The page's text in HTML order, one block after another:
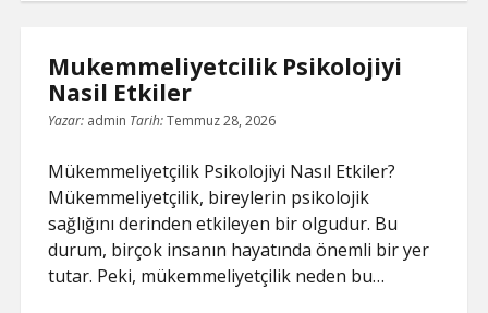
Omru
Mukemmeliyetcilik Psikolojiyi
Nasil Etkiler
Yazar: admin Tarih:Temmuz 28, 2026
Mükemmeliyetçilik Psikolojiyi Nasıl Etkiler?
Mükemmeliyetçilik, bireylerin psikolojik
sağlığını derinden etkileyen bir olgudur. Bu
durum, birçok insanın hayatında önemli bir yer
tutar. Peki, mükemmeliyetçilik neden bu…